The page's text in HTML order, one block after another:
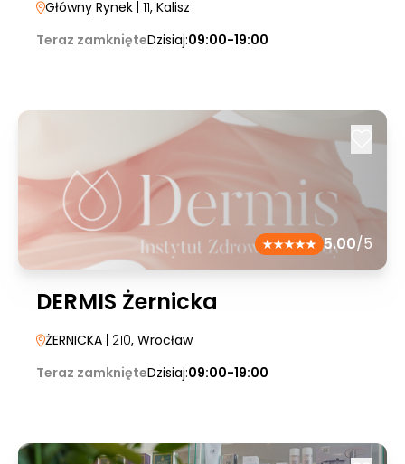
Główny Rynek | 11, Kalisz
Teraz zamknięteDzisiaj:09:00-19:00
5.00/5
DERMIS Żernicka
ŻERNICKA | 210, Wrocław
Teraz zamknięteDzisiaj:09:00-19:00